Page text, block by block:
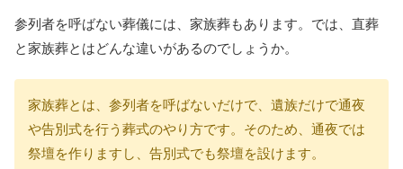
参列者を呼ばない葬儀には、家族葬もあります。では、直葬
と家族葬とはどんな違いがあるのでしょうか。
家族葬とは、参列者を呼ばないだけで、遺族だけで通夜
や告別式を行う葬式のやり方です。そのため、通夜では
祭壇を作りますし、告別式でも祭壇を設けます。